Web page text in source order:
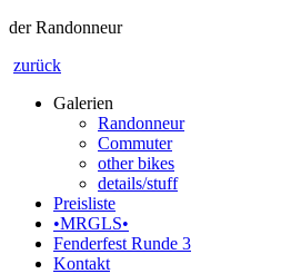
der Randonneur
zurück
Galerien
Randonneur
Commuter
other bikes
details/stuff
Preisliste
•MRGLS•
Fenderfest Runde 3
Kontakt